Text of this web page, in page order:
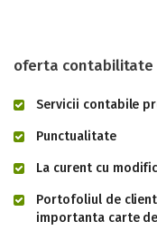
oferta contabilitate
Servicii contabile
Punctualitate
La curent cu
Portofoliul de
importanta carte